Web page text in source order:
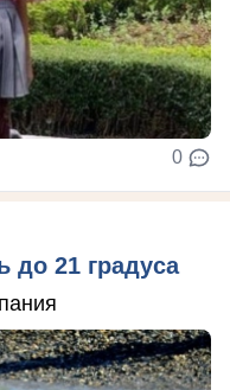
0
до 21 градуса